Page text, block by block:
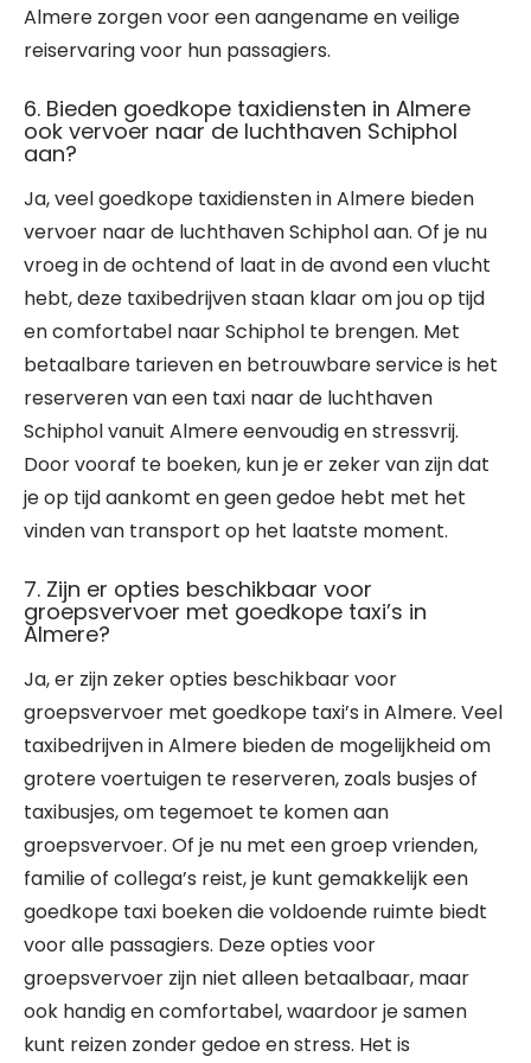
Almere zorgen voor een aangename en veilige
reiservaring voor hun passagiers.
6. Bieden goedkope taxidiensten in Almere
ook vervoer naar de luchthaven Schiphol
aan?
Ja, veel goedkope taxidiensten in Almere bieden
vervoer naar de luchthaven Schiphol aan. Of je nu
vroeg in de ochtend of laat in de avond een vlucht
hebt, deze taxibedrijven staan klaar om jou op tijd
en comfortabel naar Schiphol te brengen. Met
betaalbare tarieven en betrouwbare service is het
reserveren van een taxi naar de luchthaven
Schiphol vanuit Almere eenvoudig en stressvrij.
Door vooraf te boeken, kun je er zeker van zijn dat
je op tijd aankomt en geen gedoe hebt met het
vinden van transport op het laatste moment.
7. Zijn er opties beschikbaar voor
groepsvervoer met goedkope taxi’s in
Almere?
Ja, er zijn zeker opties beschikbaar voor
groepsvervoer met goedkope taxi’s in Almere. Veel
taxibedrijven in Almere bieden de mogelijkheid om
grotere voertuigen te reserveren, zoals busjes of
taxibusjes, om tegemoet te komen aan
groepsvervoer. Of je nu met een groep vrienden,
familie of collega’s reist, je kunt gemakkelijk een
goedkope taxi boeken die voldoende ruimte biedt
voor alle passagiers. Deze opties voor
groepsvervoer zijn niet alleen betaalbaar, maar
ook handig en comfortabel, waardoor je samen
kunt reizen zonder gedoe en stress. Het is